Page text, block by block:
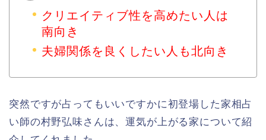
クリエイティブ性を高めたい人は
南向き
夫婦関係を良くしたい人も北向き
突然ですが占ってもいいですかに初登場した家相占
い師の村野弘味さんは、運気が上がる家について紹